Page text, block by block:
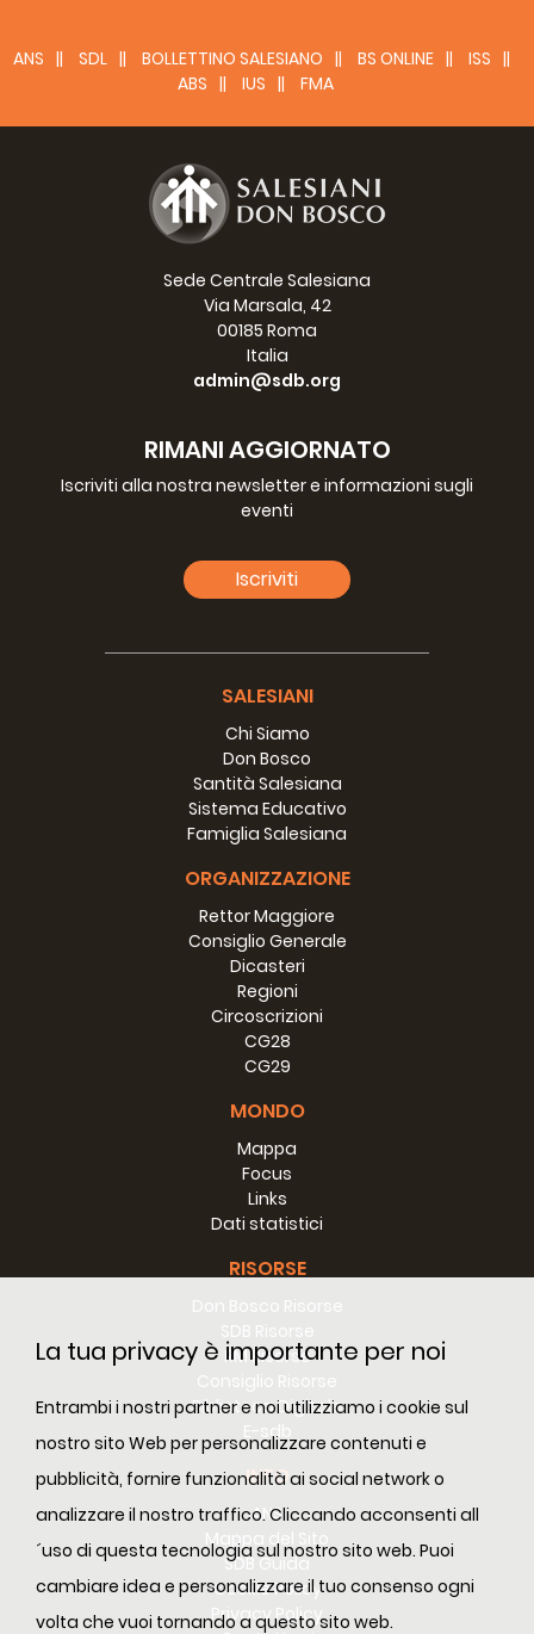
La tua privacy è importante per noi
Entrambi i nostri partner e noi utilizziamo i cookie sul
nostro sito Web per personalizzare contenuti e
pubblicità, fornire funzionalità ai social network o
analizzare il nostro traffico. Cliccando acconsenti all
´uso di questa tecnologia sul nostro sito web. Puoi
cambiare idea e personalizzare il tuo consenso ogni
volta che vuoi tornando a questo sito web.
ANS SDL BOLLETTINO SALESIANO BS ONLINE
ISS
ABS
IUS FMA
Sede Centrale Salesiana
Via Marsala, 42
00185 Roma
Italia
admin@sdb.org
RIMANI AGGIORNATO
Iscriviti alla nostra newsletter e informazioni sugli
eventi
Iscriviti
SALESIANI
Chi Siamo
Don Bosco
Santità Salesiana
Sistema Educativo
Famiglia Salesiana
ORGANIZZAZIONE
Rettor Maggiore
Consiglio Generale
Dicasteri
Regioni
Circoscrizioni
CG28
CG29
MONDO
Mappa
Focus
Links
Dati statistici
RISORSE
RM Risorse
Biblioteca Digitale
E-sdb
INFO
ANS
Mappa del Sito
SDB Guida
Cookie Policy
Privacy Policy